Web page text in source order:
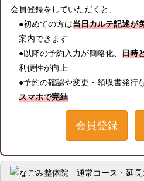
会員登録をしていただくと、
●初めての方は当日カルテ記述が
案内できます
●以降の予約入力が簡略化、 日時
利便性が向上
●予約の確認や変更・領収書発行
スマホで完結
会員登録